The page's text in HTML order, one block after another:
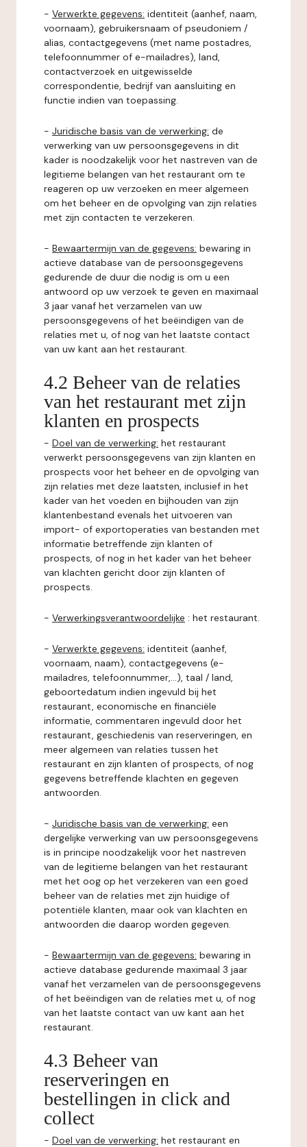
- Verwerkte gegevens: identiteit (aanhef, naam,
voornaam), gebruikersnaam of pseudoniem /
alias, contactgegevens (met name postadres,
telefoonnummer of e-mailadres), land,
contactverzoek en uitgewisselde
correspondentie, bedrijf van aansluiting en
functie indien van toepassing.
- Juridische basis van de verwerking: de
verwerking van uw persoonsgegevens in dit
kader is noodzakelijk voor het nastreven van de
legitieme belangen van het restaurant om te
reageren op uw verzoeken en meer algemeen
om het beheer en de opvolging van zijn relaties
met zijn contacten te verzekeren.
- Bewaartermijn van de gegevens: bewaring in
actieve database van de persoonsgegevens
gedurende de duur die nodig is om u een
antwoord op uw verzoek te geven en maximaal
3 jaar vanaf het verzamelen van uw
persoonsgegevens of het beëindigen van de
relaties met u, of nog van het laatste contact
van uw kant aan het restaurant.
4.2 Beheer van de relaties
van het restaurant met zijn
klanten en prospects
- Doel van de verwerking: het restaurant
verwerkt persoonsgegevens van zijn klanten en
prospects voor het beheer en de opvolging van
zijn relaties met deze laatsten, inclusief in het
kader van het voeden en bijhouden van zijn
klantenbestand evenals het uitvoeren van
import- of exportoperaties van bestanden met
informatie betreffende zijn klanten of
prospects, of nog in het kader van het beheer
van klachten gericht door zijn klanten of
prospects.
- Verwerkingsverantwoordelijke : het restaurant.
- Verwerkte gegevens: identiteit (aanhef,
voornaam, naam), contactgegevens (e-
mailadres, telefoonnummer,...), taal / land,
geboortedatum indien ingevuld bij het
restaurant, economische en financiële
informatie, commentaren ingevuld door het
restaurant, geschiedenis van reserveringen, en
meer algemeen van relaties tussen het
restaurant en zijn klanten of prospects, of nog
gegevens betreffende klachten en gegeven
antwoorden.
- Juridische basis van de verwerking: een
dergelijke verwerking van uw persoonsgegevens
is in principe noodzakelijk voor het nastreven
van de legitieme belangen van het restaurant
met het oog op het verzekeren van een goed
beheer van de relaties met zijn huidige of
potentiële klanten, maar ook van klachten en
antwoorden die daarop worden gegeven.
- Bewaartermijn van de gegevens: bewaring in
actieve database gedurende maximaal 3 jaar
vanaf het verzamelen van de persoonsgegevens
of het beëindigen van de relaties met u, of nog
van het laatste contact van uw kant aan het
restaurant.
4.3 Beheer van
reserveringen en
bestellingen in click and
collect
- Doel van de verwerking: het restaurant en